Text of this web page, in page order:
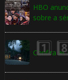
HBO
sobre a
Confira